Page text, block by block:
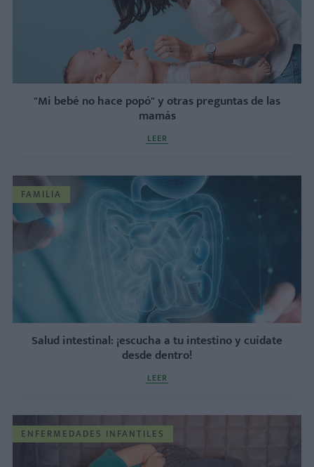
"Mi bebé no hace popó" y otras preguntas de las
mamás
LEER
FAMILIA
Salud intestinal: ¡escucha a tu intestino y cuídate
desde dentro!
LEER
ENFERMEDADES INFANTILES